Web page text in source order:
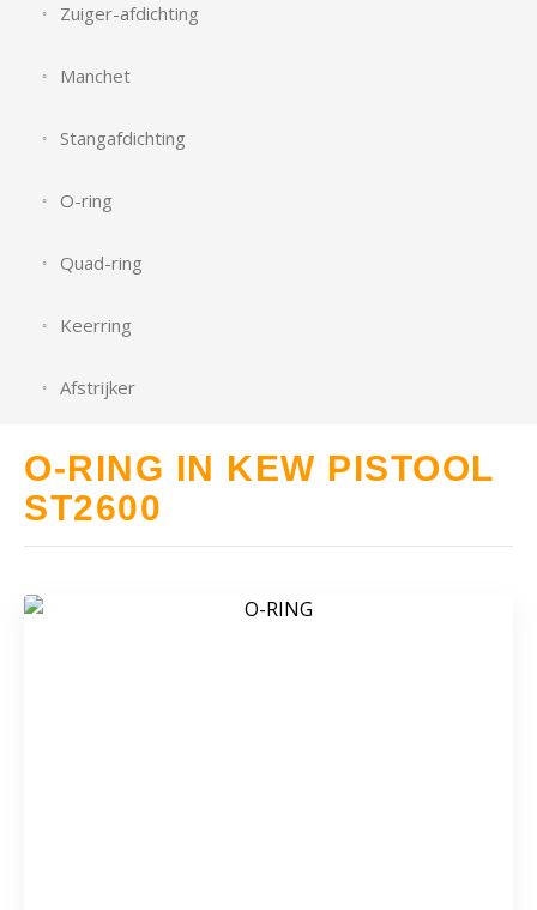
Zuiger-afdichting
Manchet
Stangafdichting
O-ring
Quad-ring
Keerring
Afstrijker
O-RING IN KEW PISTOOL
ST2600